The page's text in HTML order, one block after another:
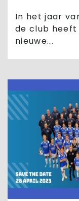
In het jaar
de club heeft
nieuwe...